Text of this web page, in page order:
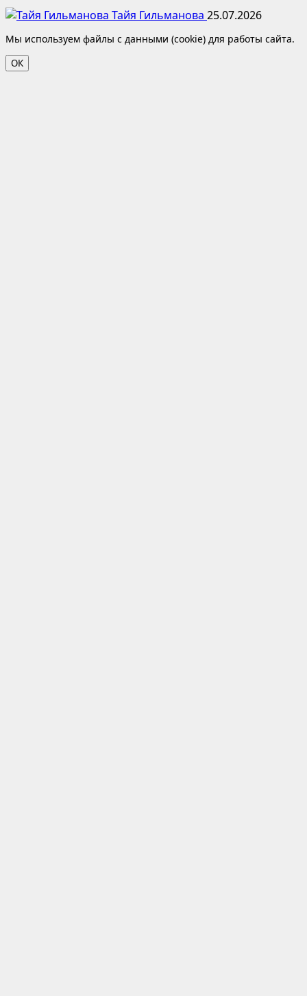
Тайя Гильманова 25.07.2026
Мы используем файлы с данными (cookie) для работы сайта.
ОК